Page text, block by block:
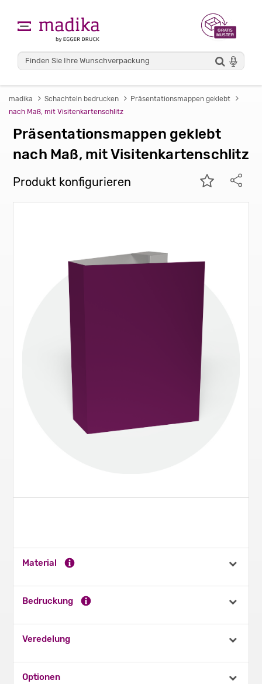
madika Schachteln bedrucken
Präsentationsmappen geklebt
nach Maß, mit Visitenkartenschlitz
Präsentationsmappen geklebt
nach Maß, mit Visitenkartenschlitz
Produkt konfigurieren
Material
Bedruckung
Veredelung
Optionen